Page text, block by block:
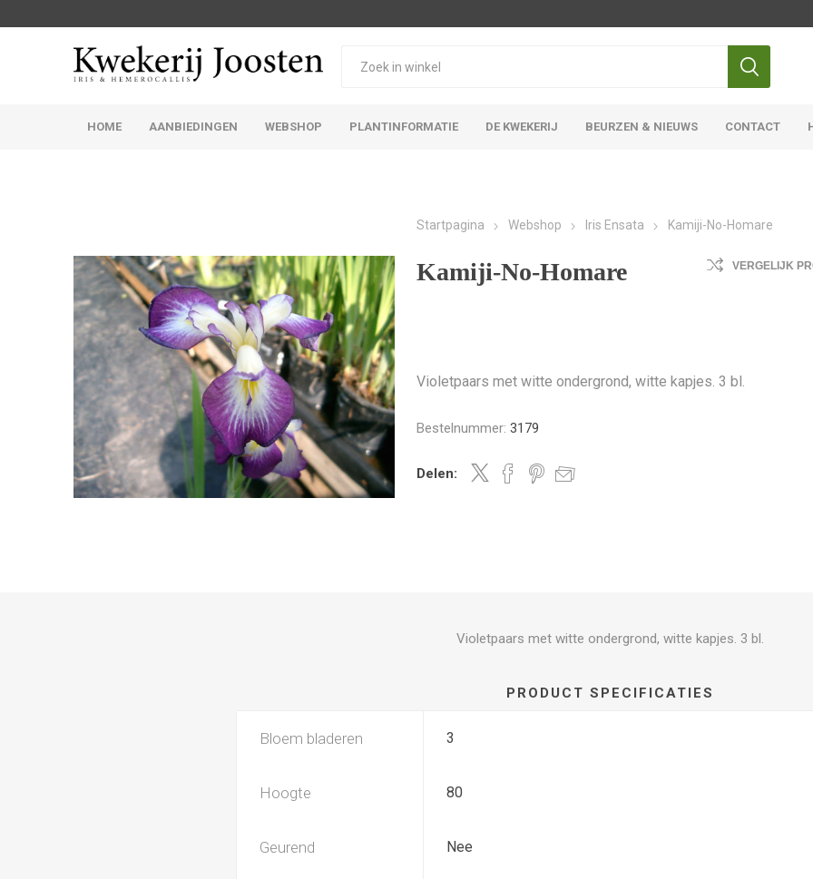
HOME AANBIEDINGEN WEBSHOP PLANTINFORMATIE DE KWEKERIJ BEURZEN & NIEUWS CONTACT
Startpagina Webshop Iris Ensata Kamiji-No-Homare
Kamiji-No-Homare VERGELIJK
Violetpaars met witte ondergrond, witte kapjes. 3 bl.
Bestelnummer: 3179
Delen:
Violetpaars met witte ondergrond, witte kapjes. 3 bl.
PRODUCT SPECIFICATIES
Bloem bladeren 3
Hoogte 80
Geurend Nee